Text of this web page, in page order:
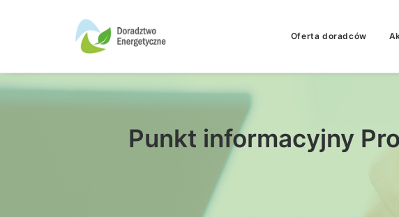
Oferta doradców
Punkt informacyjny